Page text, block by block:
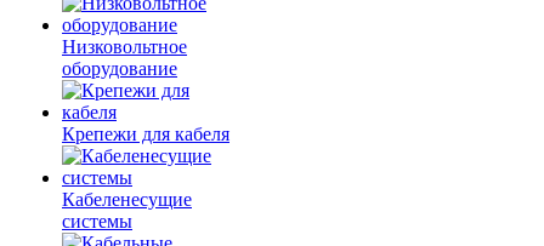
Низковольтное
оборудование
Крепежи для кабеля
Кабеленесущие
системы